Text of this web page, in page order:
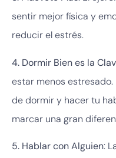
sentir mejor física y
reducir el estrés.
4. Dormir Bien es la
estar menos
de dormir y hacer tu
marcar una gran
5. Hablar con Alguien: